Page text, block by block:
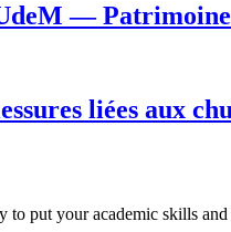
—
liées aux
to put your academic skills